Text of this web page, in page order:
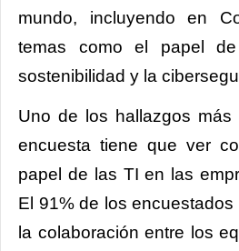
mundo, incluyendo en
temas como el papel
sostenibilidad y la
Uno de los hallazgos más
encuesta tiene que ver
papel de las TI en las
El 91% de los
la colaboración entre los